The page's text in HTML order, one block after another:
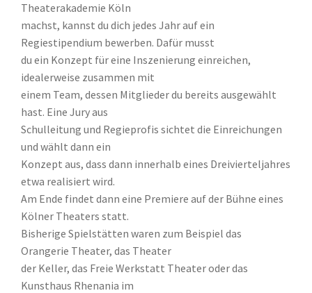
Theaterakademie Köln
machst, kannst du dich jedes Jahr auf ein
Regiestipendium bewerben. Dafür musst
du ein Konzept für eine Inszenierung einreichen,
idealerweise zusammen mit
einem Team, dessen Mitglieder du bereits ausgewählt
hast. Eine Jury aus
Schulleitung und Regieprofis sichtet die Einreichungen
und wählt dann ein
Konzept aus, dass dann innerhalb eines Dreivierteljahres
etwa realisiert wird.
Am Ende findet dann eine Premiere auf der Bühne eines
Kölner Theaters statt.
Bisherige Spielstätten waren zum Beispiel das
Orangerie Theater, das Theater
der Keller, das Freie Werkstatt Theater oder das
Kunsthaus Rhenania im